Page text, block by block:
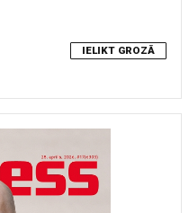
IELIKT GROZĀ